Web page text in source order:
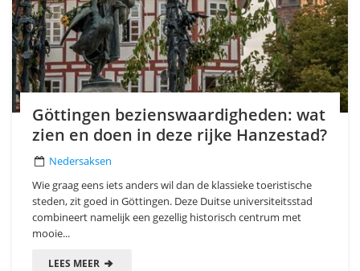
Göttingen bezienswaardigheden: wat
zien en doen in deze rijke Hanzestad?
Nedersaksen
Wie graag eens iets anders wil dan de klassieke toeristische
steden, zit goed in Göttingen. Deze Duitse universiteitsstad
combineert namelijk een gezellig historisch centrum met
mooie...
LEES MEER